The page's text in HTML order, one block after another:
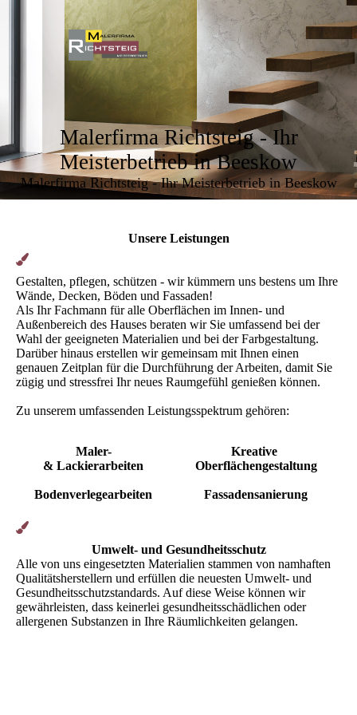
Malerfirma Richtsteig - Ihr
Meisterbetrieb in Beeskow
Malerfirma Richtsteig - Ihr Meisterbetrieb in Beeskow
Unsere Leistungen
Gestalten, pflegen, schützen - wir kümmern uns bestens um Ihre
Wände, Decken, Böden und Fassaden!
Als Ihr Fachmann für alle Oberflächen im Innen- und
Außenbereich des Hauses beraten wir Sie umfassend bei der
Wahl der geeigneten Materialien und bei der Farbgestaltung.
Darüber hinaus erstellen wir gemeinsam mit Ihnen einen
genauen Zeitplan für die Durchführung der Arbeiten, damit Sie
zügig und stressfrei Ihr neues Raumgefühl genießen können.
Zu unserem umfassenden Leistungsspektrum gehören:
Maler-
& Lackierarbeiten
Bodenverlege­arbeiten
Kreative
Oberflächen­­­­gestaltung
Fassaden­sanierung
Umwelt- und Gesundheitsschutz
Alle von uns eingesetzten Materialien stammen von namhaften
Qualitätsherstellern und erfüllen die neuesten Umwelt- und
Gesundheitsschutzstandards. Auf diese Weise können wir
gewährleisten, dass keinerlei gesundheitsschädlichen oder
allergenen Substanzen in Ihre Räumlichkeiten gelangen.